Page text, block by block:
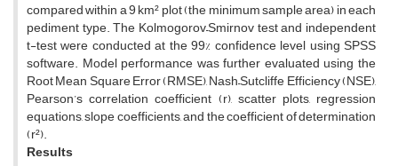
compared within a 9 km² plot (the minimum sample area) in each
pediment type. The Kolmogorov–Smirnov test and independent
t-test were conducted at the 99% confidence level using SPSS
software. Model performance was further evaluated using the
Root Mean Square Error (RMSE), Nash–Sutcliffe Efficiency (NSE),
Pearson’s correlation coefficient (r), scatter plots, regression
equations, slope coefficients, and the coefficient of determination
(r²).
Results